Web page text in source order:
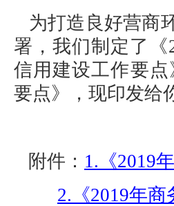
为打造良好营商
署，我们制定了
信用建设工作要
要点》，现印发给
附件： 1.《2019
2.《2019年